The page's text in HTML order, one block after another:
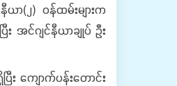
နီယာ(၂) ဝန်ထမ်းများက
အင်ဂျင်နီယာချုပ် ဦး
း ကျောက်ပန်းတောင်း